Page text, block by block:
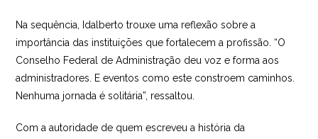
Na sequência, Idalberto trouxe uma reflexão sobre a
importância das instituições que fortalecem a profissão. “O
Conselho Federal de Administração deu voz e forma aos
administradores. E eventos como este constroem caminhos.
Nenhuma jornada é solitária”, ressaltou.
Com a autoridade de quem escreveu a história da